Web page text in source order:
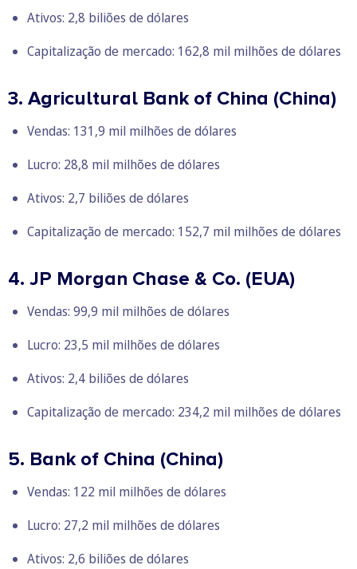
Ativos: 2,8 biliões de dólares
Capitalização de mercado: 162,8 mil milhões de dólares
3. Agricultural Bank of China (China)
Vendas: 131,9 mil milhões de dólares
Lucro: 28,8 mil milhões de dólares
Ativos: 2,7 biliões de dólares
Capitalização de mercado: 152,7 mil milhões de dólares
4. JP Morgan Chase & Co. (EUA)
Vendas: 99,9 mil milhões de dólares
Lucro: 23,5 mil milhões de dólares
Ativos: 2,4 biliões de dólares
Capitalização de mercado: 234,2 mil milhões de dólares
5. Bank of China (China)
Vendas: 122 mil milhões de dólares
Lucro: 27,2 mil milhões de dólares
Ativos: 2,6 biliões de dólares